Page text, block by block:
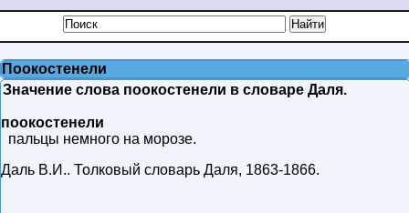
Поокостенели
Значение слова поокостенели в словаре Даля.
поокостенели
пальцы немного на морозе.
Даль В.И.. Толковый словарь Даля, 1863-1866.